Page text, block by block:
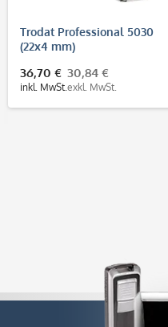
Trodat Professional 5030
(22x4 mm)
36,70 €
inkl. MwSt.
30,84 €
exkl. MwSt.